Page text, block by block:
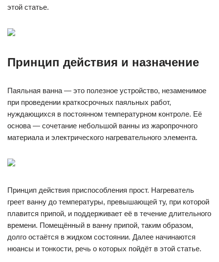
этой статье.
Принцип действия и назначение
Паяльная ванна — это полезное устройство, незаменимое
при проведении краткосрочных паяльных работ,
нуждающихся в постоянном температурном контроле. Её
основа — сочетание небольшой ванны из жаропрочного
материала и электрического нагревательного элемента.
Принцип действия приспособления прост. Нагреватель
греет ванну до температуры, превышающей ту, при которой
плавится припой, и поддерживает её в течение длительного
времени. Помещённый в ванну припой, таким образом,
долго остаётся в жидком состоянии. Далее начинаются
нюансы и тонкости, речь о которых пойдёт в этой статье.